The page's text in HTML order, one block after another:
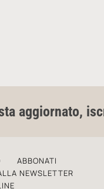
aggiornato,
ABBONATI
NEWSLETTER